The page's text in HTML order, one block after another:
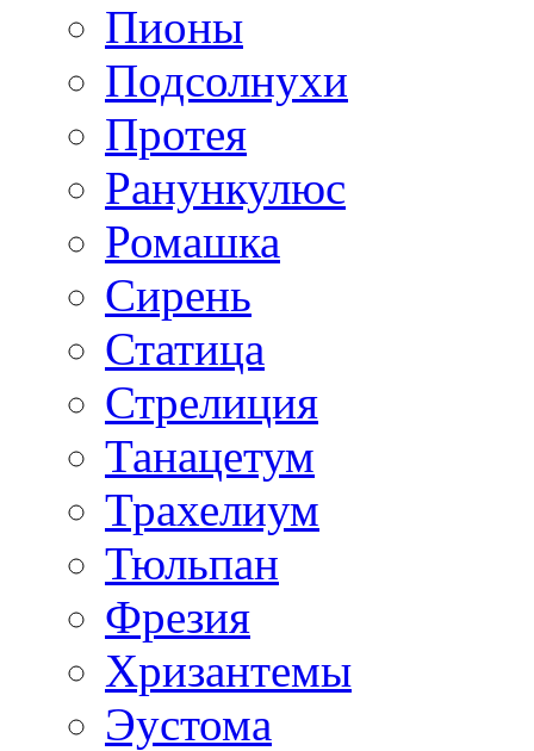
Пионы
Подсолнухи
Протея
Ранункулюс
Ромашка
Сирень
Статица
Стрелиция
Танацетум
Трахелиум
Тюльпан
Фрезия
Хризантемы
Эустома